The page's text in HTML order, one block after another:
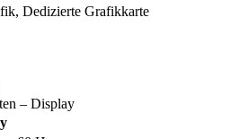
Dedizierte Grafikkarte
– Display